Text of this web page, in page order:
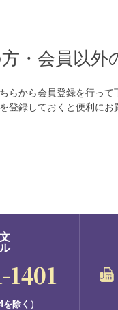
・会員以外
らから会員登録を行って
登録しておくと便利にお
除く）